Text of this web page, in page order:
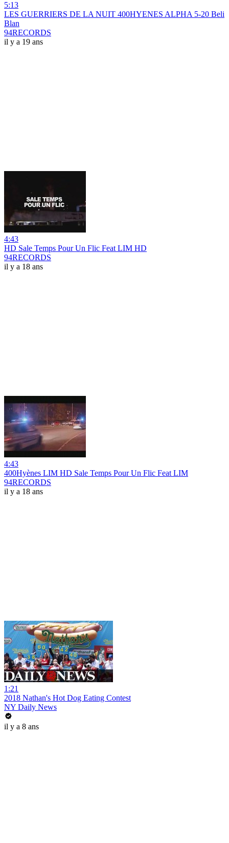
5:13
LES GUERRIERS DE LA NUIT 400HYENES ALPHA 5-20 Beli
Blan
94RECORDS
il y a 19 ans
4:43
HD Sale Temps Pour Un Flic Feat LIM HD
94RECORDS
il y a 18 ans
4:43
400Hyènes LIM HD Sale Temps Pour Un Flic Feat LIM
94RECORDS
il y a 18 ans
1:21
2018 Nathan's Hot Dog Eating Contest
NY Daily News
il y a 8 ans